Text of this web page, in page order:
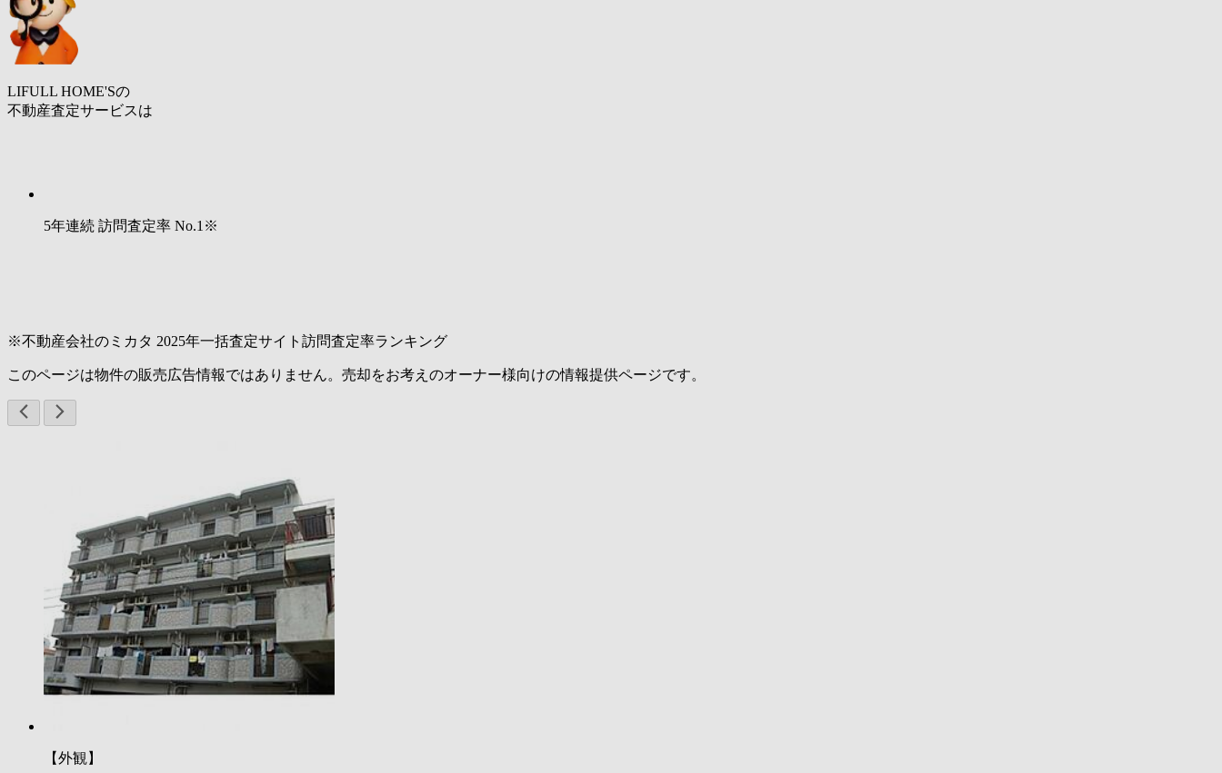
LIFULL HOME'Sの
不動産査定サービスは
5年連続 訪問査定率 No.1 ※
※不動産会社のミカタ 2025年一括査定サイト訪問査定率ランキング
このページは物件の販売広告情報ではありません。売却をお考えのオーナー様向けの情報提供ページです。
【外観】